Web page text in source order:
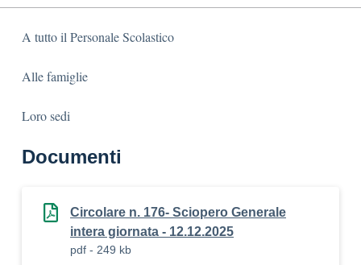
A tutto il Personale Scolastico
Alle famiglie
Loro sedi
Documenti
Circolare n. 176- Sciopero Generale
intera giornata - 12.12.2025
pdf - 249 kb